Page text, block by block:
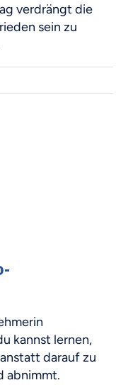
verdrängt die
sein zu
kannst lernen,
darauf zu
abnimmt.